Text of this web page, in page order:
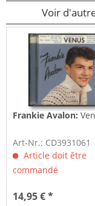
Voir
Frankie Avalon:
Art-Nr.: CD3931061
Article doit être
commandé
14,95 € *